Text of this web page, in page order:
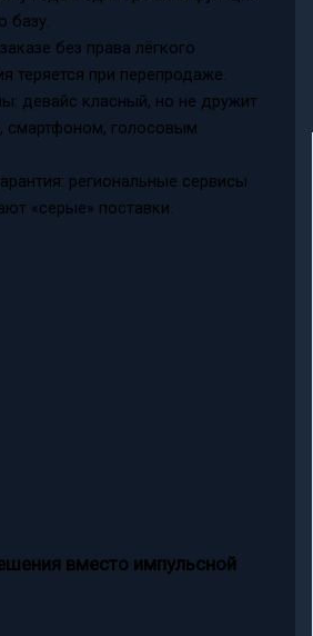
базу.
без права лёгкого
теряется при перепродаже.
девайс класный, но не дружит
смартфоном, голосовым
региональные сервисы
«серые» поставки.
вместо импульсной